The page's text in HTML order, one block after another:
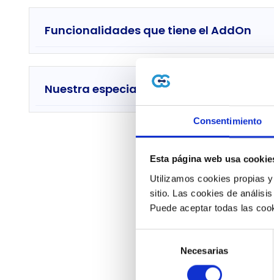
Consentimiento
Esta página web usa
Utilizamos cookies propias
sitio. Las cookies de
Puede aceptar todas las
consentimiento
Necesarias
Funcionalidades que tiene el AddOn
Nuestra especialidad en SAP